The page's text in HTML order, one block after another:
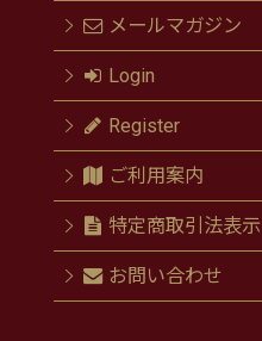
メールマガジン
Login
Register
ご利用案内
特定商取引法表示
お問い合わせ